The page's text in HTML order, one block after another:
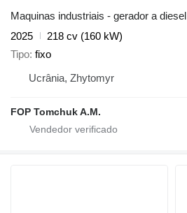
Maquinas industriais - gerador a diesel
2025
218 cv (160 kW)
Tipo fixo
Ucrânia, Zhytomyr
FOP Tomchuk A.M.